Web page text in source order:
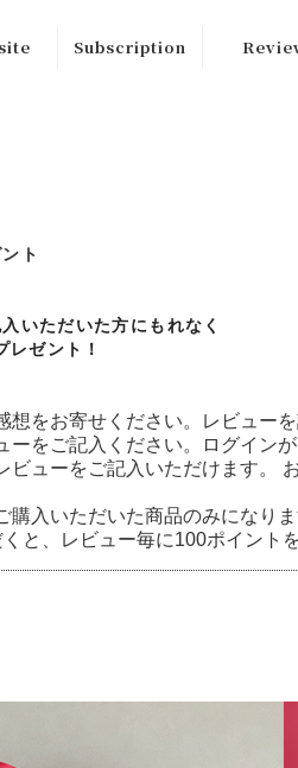
Subscription
ト
いただいた方にもれなく
ゼント！
想をお寄せください。レビュー
をご記入ください。ログイン
ビューをご記入いただけます。
入いただいた商品のみになりま
と、レビュー毎に100ポイント